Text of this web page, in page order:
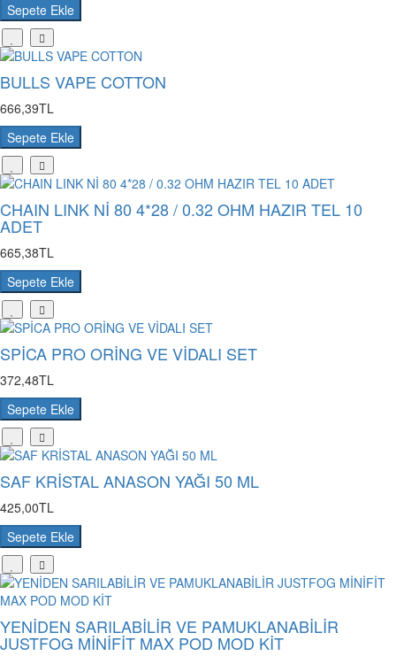
Sepete Ekle
BULLS VAPE COTTON
666,39TL
Sepete Ekle
CHAIN LINK Nİ 80 4*28 / 0.32 OHM HAZIR TEL 10
ADET
665,38TL
Sepete Ekle
SPİCA PRO ORİNG VE VİDALI SET
372,48TL
Sepete Ekle
SAF KRİSTAL ANASON YAĞI 50 ML
425,00TL
Sepete Ekle
YENİDEN SARILABİLİR VE PAMUKLANABİLİR
JUSTFOG MİNİFİT MAX POD MOD KİT